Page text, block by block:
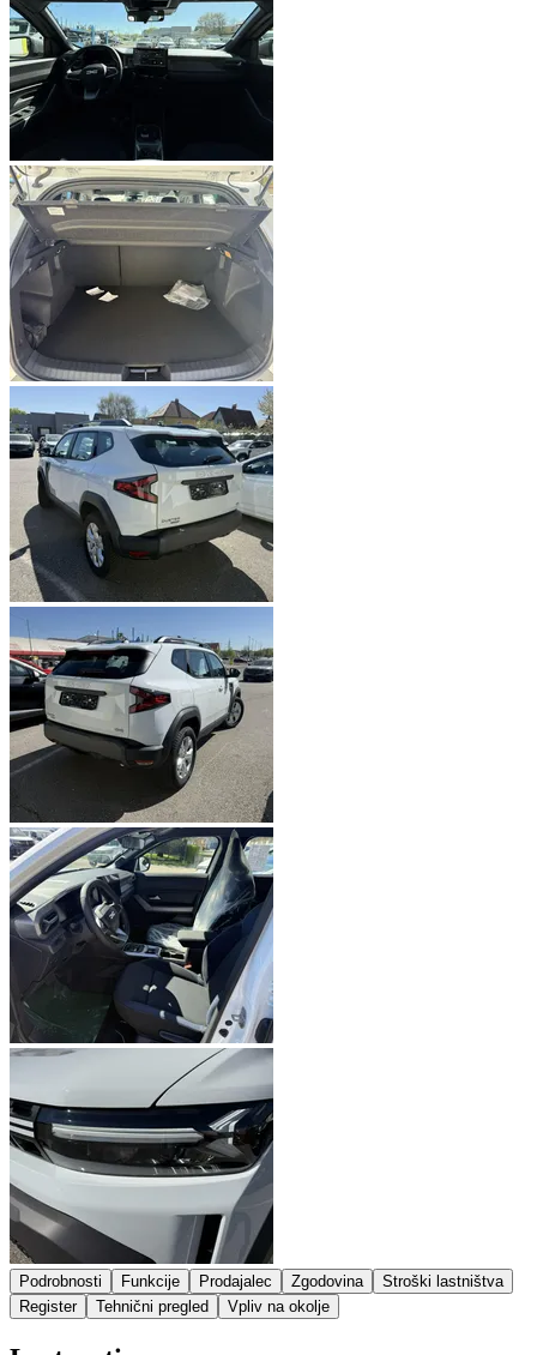
Podrobnosti Funkcije Prodajalec Zgodovina
Stroški lastništva
Register
Tehnični pregled Vpliv na okolje